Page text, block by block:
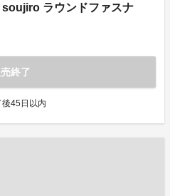
soujiro ラウンドファスナ
終了
45日以内